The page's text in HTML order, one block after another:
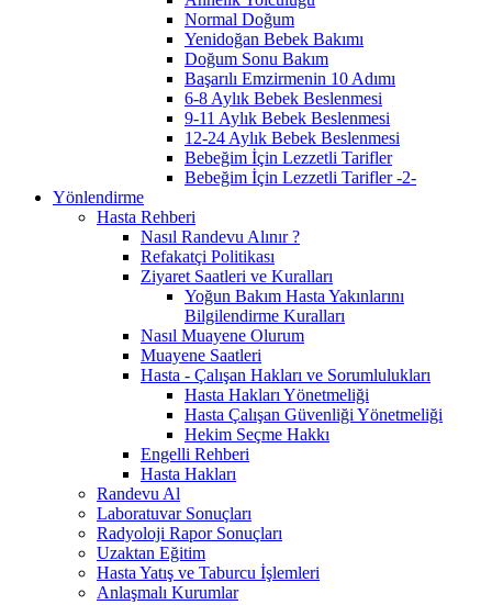
Normal Doğum
Yenidoğan Bebek Bakımı
Doğum Sonu Bakım
Başarılı Emzirmenin 10 Adımı
6-8 Aylık Bebek Beslenmesi
9-11 Aylık Bebek Beslenmesi
12-24 Aylık Bebek Beslenmesi
Bebeğim İçin Lezzetli Tarifler
Bebeğim İçin Lezzetli Tarifler -2-
Yönlendirme
Hasta Rehberi
Nasıl Randevu Alınır ?
Refakatçi Politikası
Ziyaret Saatleri ve Kuralları
Yoğun Bakım Hasta Yakınlarını
Bilgilendirme Kuralları
Nasıl Muayene Olurum
Muayene Saatleri
Hasta - Çalışan Hakları ve Sorumlulukları
Hasta Hakları Yönetmeliği
Hasta Çalışan Güvenliği Yönetmeliği
Hekim Seçme Hakkı
Engelli Rehberi
Hasta Hakları
Randevu Al
Laboratuvar Sonuçları
Radyoloji Rapor Sonuçları
Uzaktan Eğitim
Hasta Yatış ve Taburcu İşlemleri
Anlaşmalı Kurumlar